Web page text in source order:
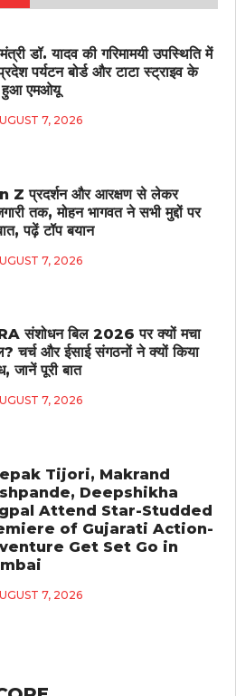
डॉ. यादव की गरिमामयी उपस्थिति में
पर्यटन बोर्ड और टाटा स्ट्राइव के
हुआ एमओयू
7, 2026
Z प्रदर्शन और आरक्षण से लेकर
तक, मोहन भागवत ने सभी मुद्दों पर
पढ़ें टॉप बयान
7, 2026
संशोधन बिल 2026 पर क्यों मचा
चर्च और ईसाई संगठनों ने क्यों किया
जानें पूरी बात
7, 2026
Tijori, Makrand
Deepshikha
Attend Star-Studded
of Gujarati Action-
Get Set Go in
7, 2026